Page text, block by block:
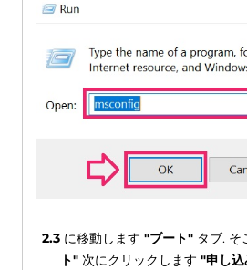
2.3 に移動します"ブート" タブ.
ト" 次にクリックします"申し